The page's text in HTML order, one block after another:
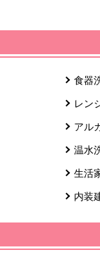
食器
レン
アル
温水
生活
内装